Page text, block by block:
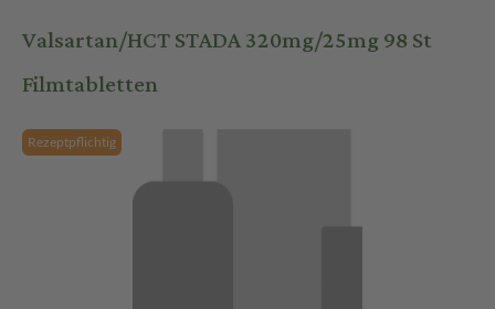
Valsartan/HCT STADA 320mg/25mg 98 St
Filmtabletten
Rezeptpflichtig